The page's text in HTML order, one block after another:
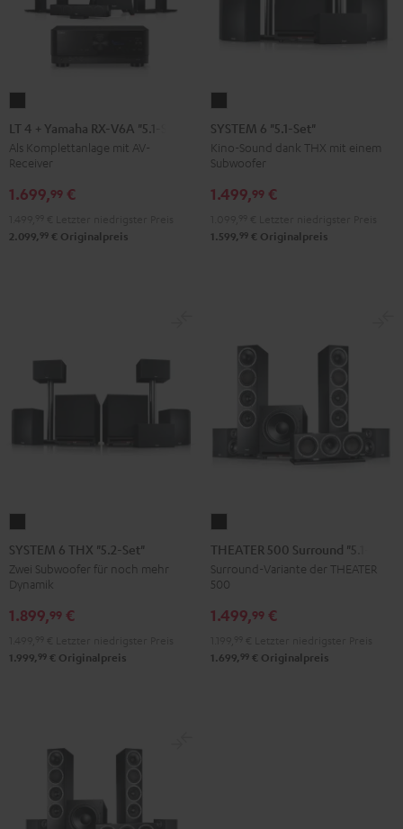
4
+
Yamaha
RX-
"5.1-
LT 4 + Yamaha RX-V6A "5.1-Set L"
Als Komplettanlage mit AV-
Receiver
1.699,99 €
2.099, 99 € Originalpreis
6
"5.1-
Set"
Schwarz
SYSTEM 6 "5.1-Set"
Kino-Sound dank THX mit einem
Subwoofer
1.499,99 €
1.599, 99 € Originalpreis
6
THX
"5.2-
Set"
SYSTEM 6 THX "5.2-Set"
Zwei Subwoofer für noch mehr
Dynamik
1.899,99 €
1.999, 99 € Originalpreis
500
Surround
"5.1-
Set"
THEATER 500 Surround "5.1-Set"
Surround-Variante der THEATER
500
1.499,99 €
1.699, 99 € Originalpreis